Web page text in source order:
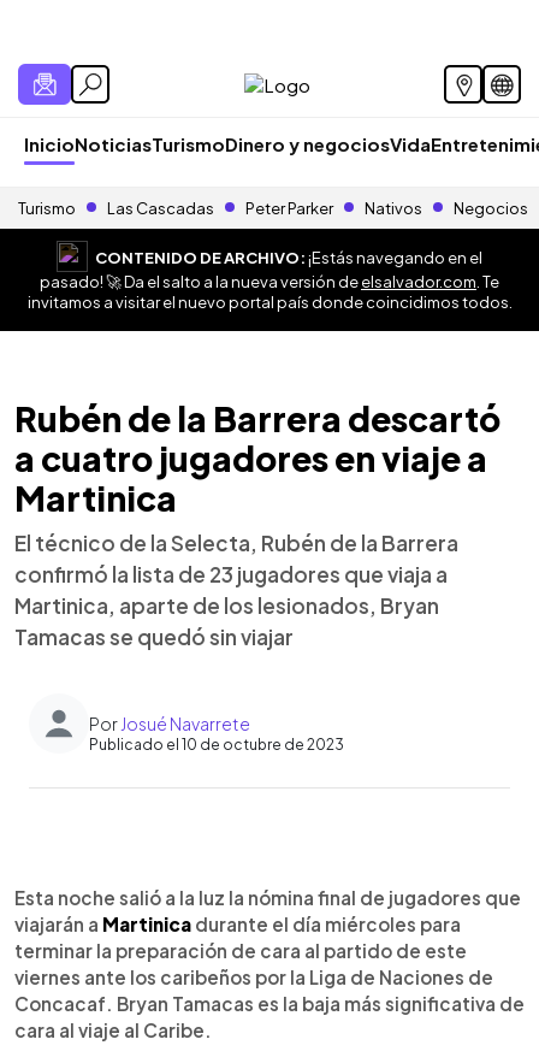
InicioNoticiasTurismoDinero y negociosVida
Turismo Las Cascadas Peter Parker Nativos Negocios
CONTENIDO DE ARCHIVO:¡Estás navegando en el
pasado! 🚀 Da el salto a la nueva versión deelsalvador.com . Te
invitamos a visitar el nuevo portal país donde coincidimos todos.
Rubén de la Barrera descartó
a cuatro jugadores en viaje a
Martinica
El técnico de la Selecta, Rubén de la Barrera
confirmó la lista de 23 jugadores que viaja a
Martinica, aparte de los lesionados, Bryan
Tamacas se quedó sin viajar
Por Josué Navarrete
Publicado el 10 de octubre de 2023
Escuchar artículo
Esta noche salió a la luz la nómina final de jugadores que
viajarán a Martinica durante el día miércoles para
terminar la preparación de cara al partido de este
viernes ante los caribeños por la Liga de Naciones de
Concacaf. Bryan Tamacas es la baja más significativa de
cara al viaje al Caribe.